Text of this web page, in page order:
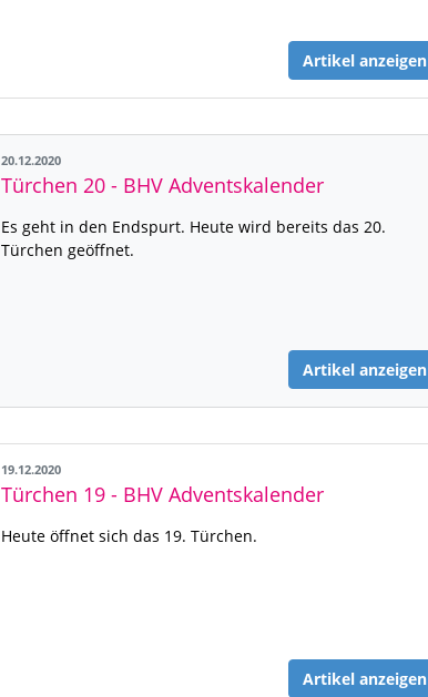
Artikel anzeigen
20.12.2020
Türchen 20 - BHV Adventskalender
Es geht in den Endspurt. Heute wird bereits das 20.
Türchen geöffnet.
Artikel anzeigen
19.12.2020
Türchen 19 - BHV Adventskalender
Heute öffnet sich das 19. Türchen.
Artikel anzeigen